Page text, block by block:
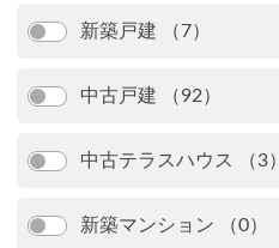
新築戸建 （7）
中古戸建 （92）
中古テラスハウス （3）
新築マンション （0）